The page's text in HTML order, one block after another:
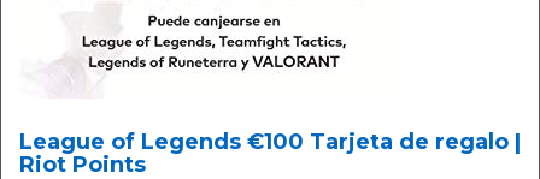
League of Legends €100 Tarjeta de regalo |
Riot Points